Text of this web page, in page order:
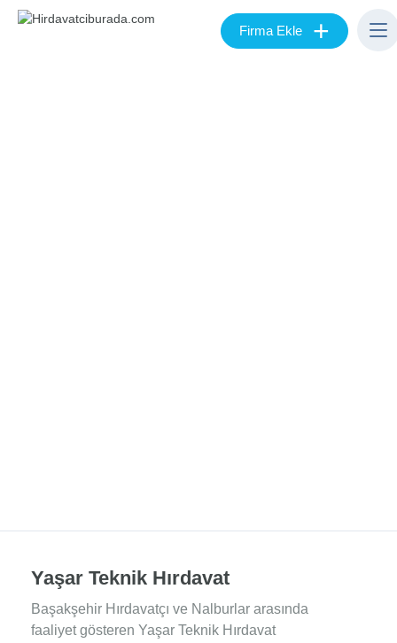
Firma Ekle +
Yaşar Teknik Hırdavat
Başakşehir Hırdavatçı ve Nalburlar arasında
faaliyet gösteren Yaşar Teknik Hırdavat